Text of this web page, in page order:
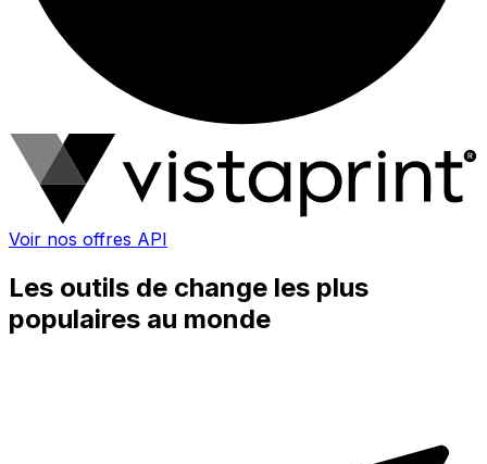
Voir nos offres API
Les outils de change les plus
populaires au monde